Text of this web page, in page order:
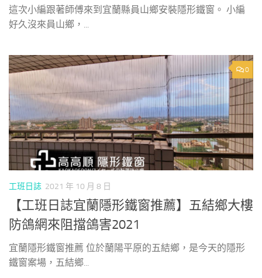
這次小編跟著師傅來到宜蘭縣員山鄉安裝隱形鐵窗。 小編
好久沒來員山鄉，...
0
工班日誌 2021 年 10 月 8 日
【工班日誌宜蘭隱形鐵窗推薦】五結鄉大樓
防鴿網來阻擋鴿害2021
宜蘭隱形鐵窗推薦 位於蘭陽平原的五結鄉，是今天的隱形
鐵窗案場，五結鄉...